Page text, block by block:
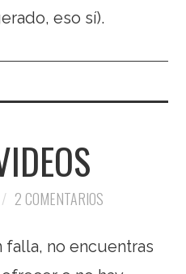
eso sí).
2 COMENTARIOS
falla, no encuentras